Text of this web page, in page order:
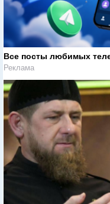
Все посты любимых
Реклама